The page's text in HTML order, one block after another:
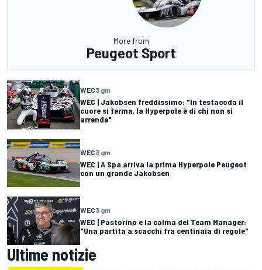
More from
Peugeot Sport
WEC3 gm
WEC | Jakobsen freddissimo: "In testacoda il
cuore si ferma, la Hyperpole è di chi non si
arrende"
WEC3 gm
WEC | A Spa arriva la prima Hyperpole Peugeot
con un grande Jakobsen
WEC3 gm
WEC | Pastorino e la calma del Team Manager:
"Una partita a scacchi fra centinaia di regole"
Ultime notizie